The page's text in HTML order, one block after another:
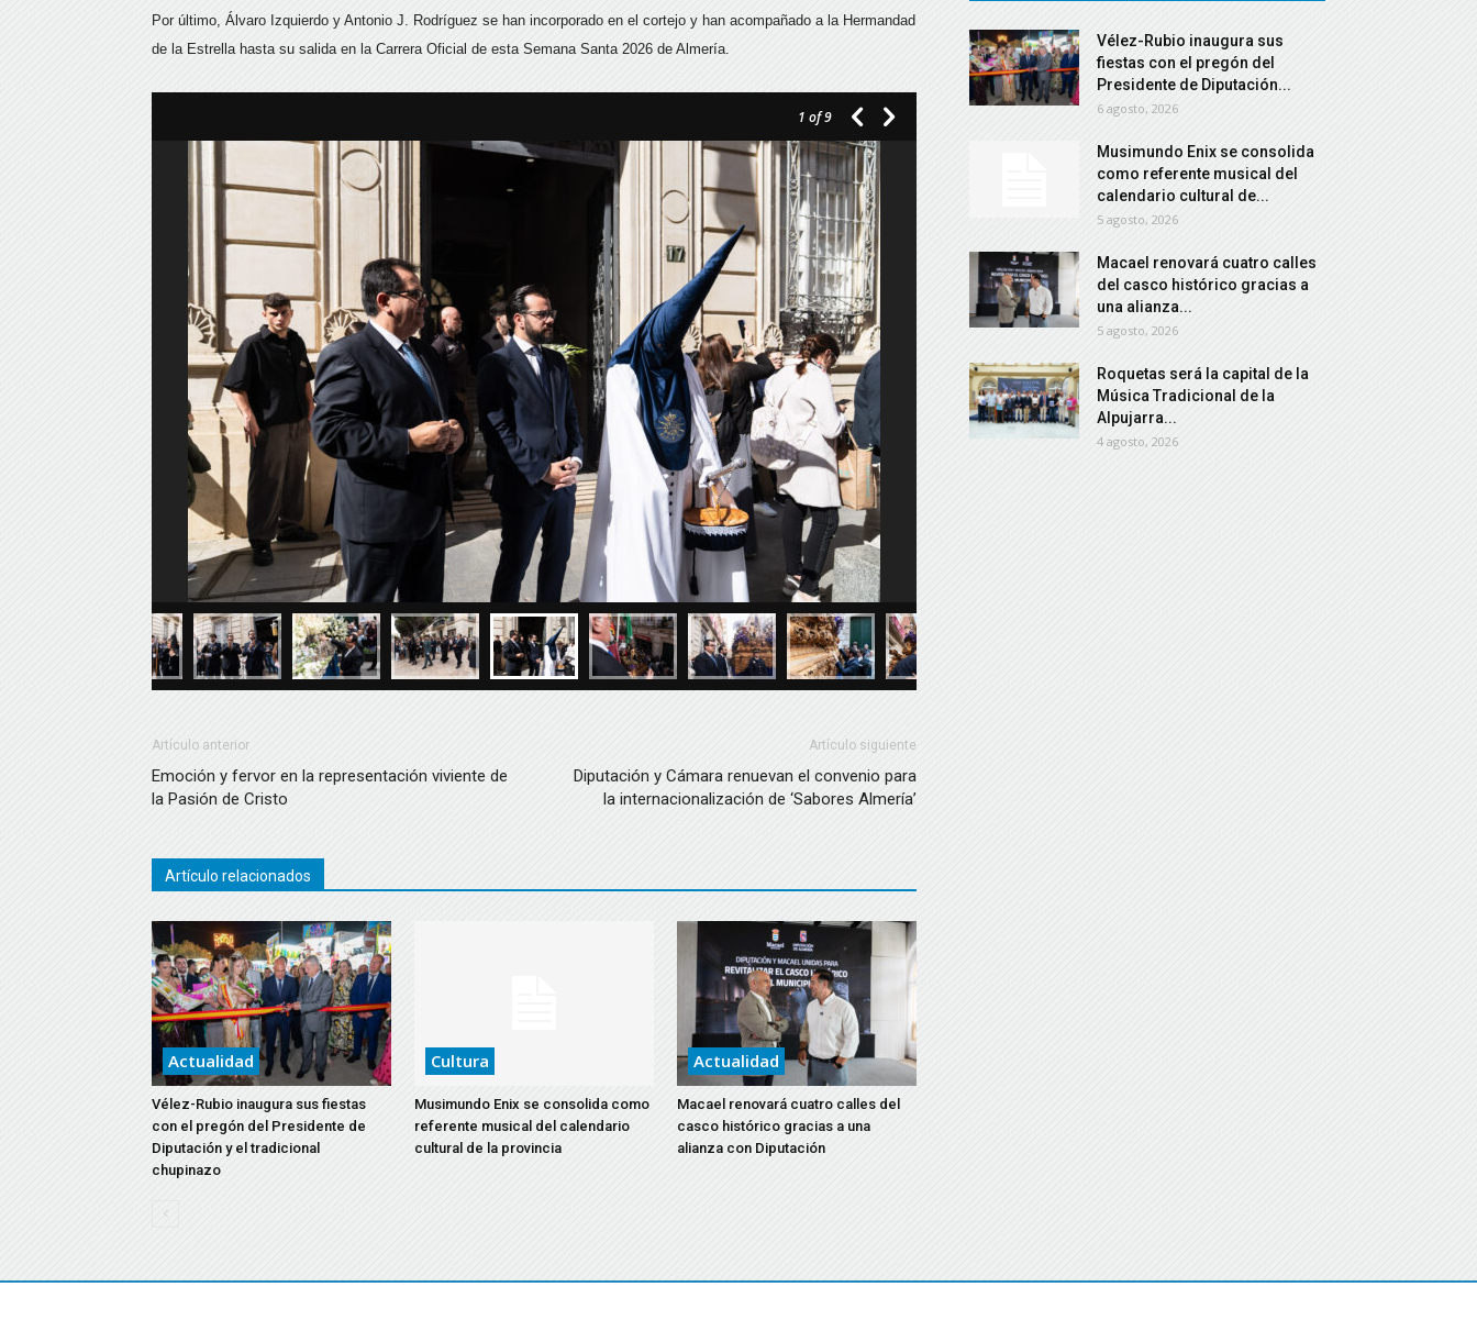
Por último, Álvaro Izquierdo y Antonio J. Rodríguez se han incorporado en el cortejo y han acompañado a la Hermandad
de la Estrella hasta su salida en la Carrera Oficial de esta Semana Santa 2026 de Almería.
1 of 9
Artículo anterior
Emoción y fervor en la representación viviente de
la Pasión de Cristo
Artículo siguiente
Diputación y Cámara renuevan el convenio para
la internacionalización de ‘Sabores Almería’
Artículo relacionados
Actualidad
Vélez-Rubio inaugura sus fiestas
con el pregón del Presidente de
Diputación y el tradicional
chupinazo
Cultura
Musimundo Enix se consolida como
referente musical del calendario
cultural de la provincia
Actualidad
Macael renovará cuatro calles del
casco histórico gracias a una
alianza con Diputación
Vélez-Rubio inaugura sus
fiestas con el pregón del
Presidente de Diputación...
6 agosto, 2026
Musimundo Enix se consolida
como referente musical del
calendario cultural de...
5 agosto, 2026
Macael renovará cuatro calles
del casco histórico gracias a
una alianza...
5 agosto, 2026
Roquetas será la capital de la
Música Tradicional de la
Alpujarra...
4 agosto, 2026